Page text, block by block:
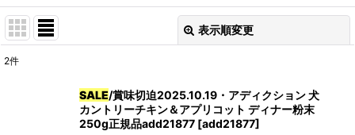
表示順変更
2件
SALE/賞味切迫2025.10.19・アディクション 犬
カントリーチキン＆アプリコット ディナー粉末
250g正規品add21877 [add21877]